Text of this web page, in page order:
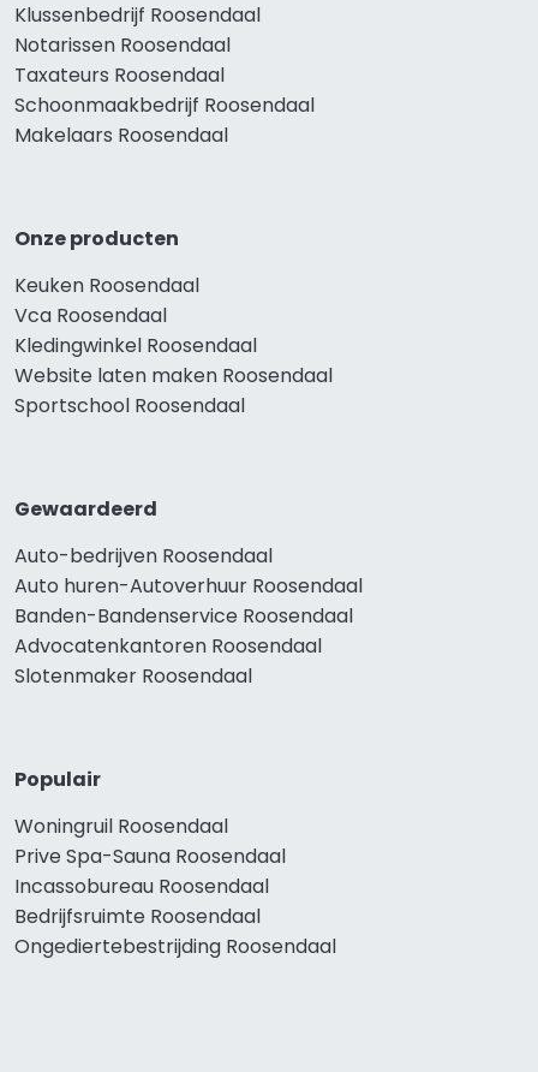
Klussenbedrijf Roosendaal
Notarissen Roosendaal
Taxateurs Roosendaal
Schoonmaakbedrijf Roosendaal
Makelaars Roosendaal
Onze producten
Keuken Roosendaal
Vca Roosendaal
Kledingwinkel Roosendaal
Website laten maken Roosendaal
Sportschool Roosendaal
Gewaardeerd
Auto-bedrijven Roosendaal
Auto huren-Autoverhuur Roosendaal
Banden-Bandenservice Roosendaal
Advocatenkantoren Roosendaal
Slotenmaker Roosendaal
Populair
Woningruil Roosendaal
Prive Spa-Sauna Roosendaal
Incassobureau Roosendaal
Bedrijfsruimte Roosendaal
Ongediertebestrijding Roosendaal